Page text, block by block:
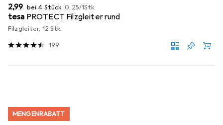
EUR
2,99 bei 4 Stück EUR
0,25/1Stk.
tesa PROTECT Filzgleiter rund
Filzgleiter, 12 Stk.
199
MENGENRABATT